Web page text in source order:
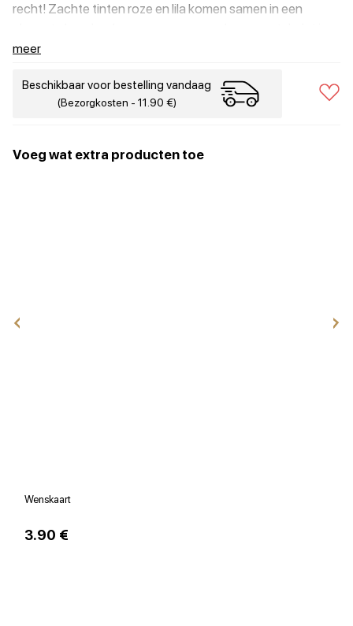
recht! Zachte tinten roze en lila komen samen in een
gewoon in het echt moet zien.
meer
Beschikbaar voor bestelling vandaag
(Bezorgkosten - 11.90 €)
Voeg wat extra producten toe
Wenskaart
3.90 €